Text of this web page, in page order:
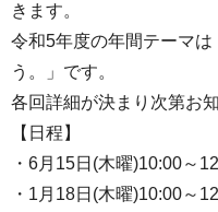
きます。
令和5年度の年間テーマ
う。」です。
各回詳細が決まり次第お
【日程】
・6月15日(木曜)10:00～
・1月18日(木曜)10:00～